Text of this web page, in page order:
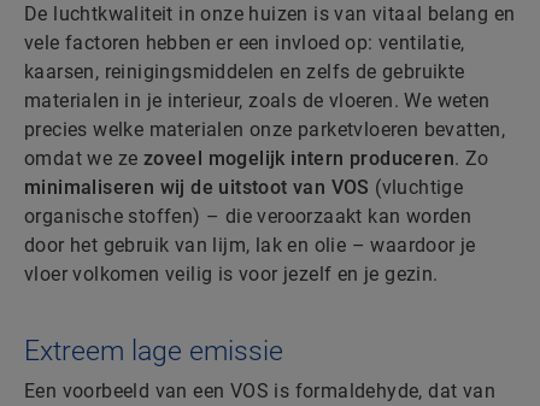
De luchtkwaliteit in onze huizen is van vitaal belang en
vele factoren hebben er een invloed op: ventilatie,
kaarsen, reinigingsmiddelen en zelfs de gebruikte
materialen in je interieur, zoals de vloeren. We weten
precies welke materialen onze parketvloeren bevatten,
omdat we ze zoveel mogelijk intern produceren. Zo
minimaliseren wij de uitstoot van VOS (vluchtige
organische stoffen) – die veroorzaakt kan worden
door het gebruik van lijm, lak en olie – waardoor je
vloer volkomen veilig is voor jezelf en je gezin.
Extreem lage emissie
Een voorbeeld van een VOS is formaldehyde, dat van